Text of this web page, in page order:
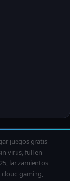
juegos gratis
virus, full en
lanzamientos
gaming,